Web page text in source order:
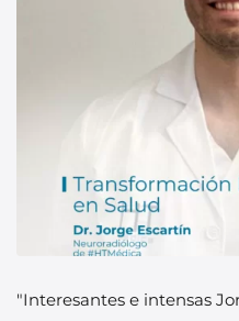
"Interesantes e intensas